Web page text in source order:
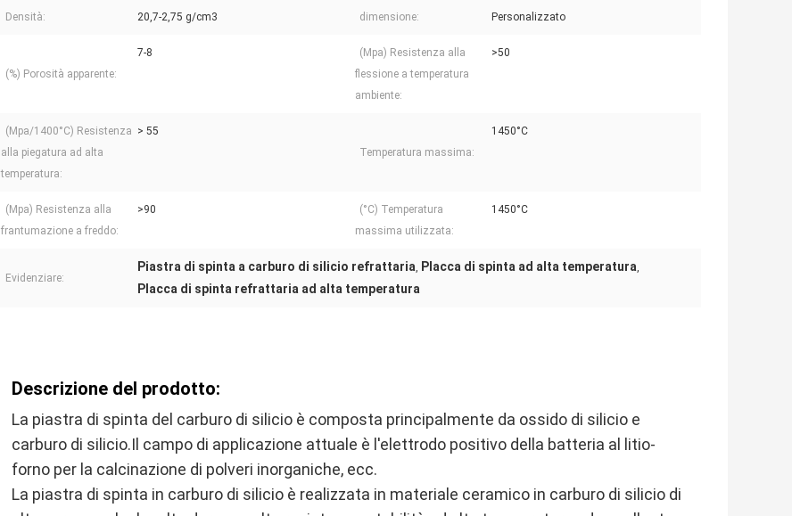
Densità: 20,7-2,75 g/cm3 dimensione: Personalizzato
(%) Porosità apparente:
7-8
(Mpa) Resistenza alla
flessione a temperatura
ambiente:
>50
(Mpa/1400°C) Resistenza
alla piegatura ad alta
temperatura:
> 55
Temperatura massima:
1450°C
(Mpa) Resistenza alla
frantumazione a freddo:
>90
(°C) Temperatura
massima utilizzata:
1450°C
Evidenziare:
Piastra di spinta a carburo di silicio refrattaria, Placca di spinta ad alta temperatura,
Placca di spinta refrattaria ad alta temperatura
Descrizione del prodotto:
La piastra di spinta del carburo di silicio è composta principalmente da ossido di silicio e
carburo di silicio.Il campo di applicazione attuale è l'elettrodo positivo della batteria al litio-
forno per la calcinazione di polveri inorganiche, ecc.
La piastra di spinta in carburo di silicio è realizzata in materiale ceramico in carburo di silicio di